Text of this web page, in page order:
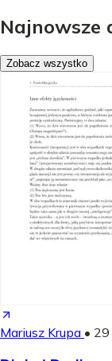
Najnowsze
Zobacz wszystko
Mariusz Krupa •